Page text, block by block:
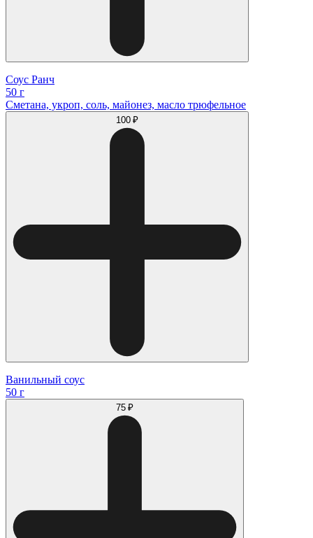
Соус Ранч
50 г
Сметана, укроп, соль, майонез, масло трюфельное
100 ₽
Ванильный соус
50 г
75 ₽